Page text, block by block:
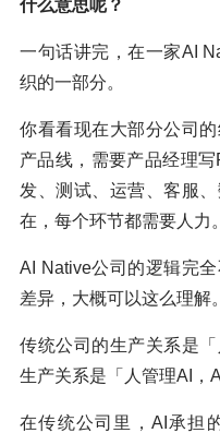
什么意思呢？
一句话讲完，在一家AI
织的一部分。
你看看现在大部分公司
产品线，需要产品经理
发、测试、运营、客服
在，每个环节都需要人力。
AI Native公司的逻辑完
差异，大概可以这么理解。
传统公司的生产关系是
生产关系是「人管理AI，
在传统公司里，AI承担